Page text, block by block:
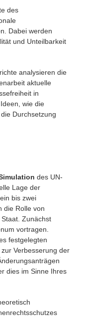
des
Dabei werden
und Unteilbarkeit
analysieren die
aktuelle
in
wie die
Durchsetzung
des UN-
Lage der
bis zwei
die Rolle von
Zunächst
vortragen.
festgelegten
Verbesserung der
dies im Sinne Ihres